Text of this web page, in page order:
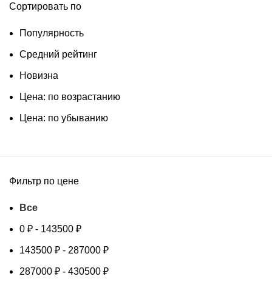
Сортировать по
Популярность
Средний рейтинг
Новизна
Цена: по возрастанию
Цена: по убыванию
Фильтр по цене
Все
0 ₽ - 143500 ₽
143500 ₽ - 287000 ₽
287000 ₽ - 430500 ₽